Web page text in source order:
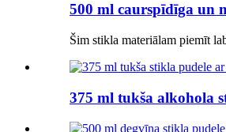
500 ml caurspīdīga un
Šim stikla materiālam piemīt
375 ml tukša alkohola